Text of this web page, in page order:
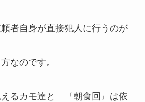
者自身が直接犯人に行うのが
なのです。
るカモ達と 『朝食回』は依